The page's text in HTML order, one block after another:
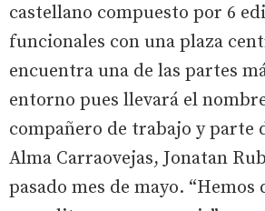
castellano compuesto por 6
funcionales con una plaza
encuentra una de las partes
entorno pues llevará el
compañero de trabajo y parte
Alma Carraovejas, Jonatan
pasado mes de mayo. “Hemos